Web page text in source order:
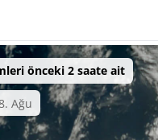
önceki 2 saate ait
Ağu